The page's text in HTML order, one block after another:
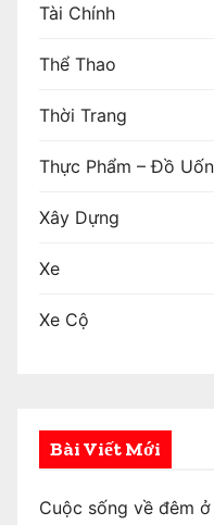
Tài Chính
Thể Thao
Thời Trang
Thực Phẩm – Đồ
Xây Dựng
Xe
Xe Cộ
Bài Viết Mới
Cuộc sống về đêm